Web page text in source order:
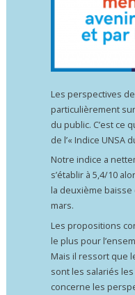
Les perspectives
particulièrement
du public. C’est ce
de l’« Indice UNSA
Notre indice a
s’établir à 5,4/10
la deuxième
mars.
Les propositions
le plus pour
Mais il ressort que
sont les salariés
concerne les